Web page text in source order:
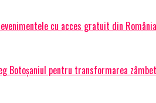
cu acces gratuit din România
Botoșaniul pentru transformarea